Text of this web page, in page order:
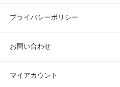
プライバシーポリシー
お問い合わせ
マイアカウント